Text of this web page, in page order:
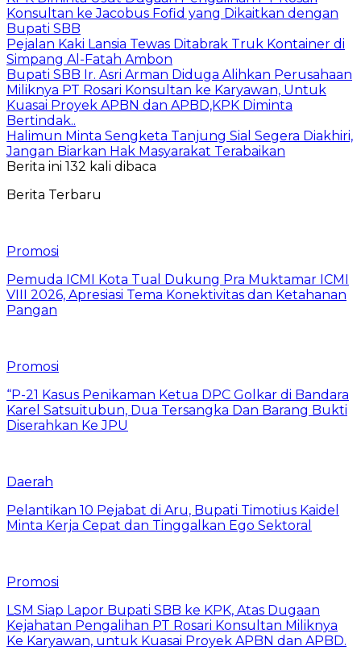
Konsultan ke Jacobus Fofid yang Dikaitkan dengan
Bupati SBB
Pejalan Kaki Lansia Tewas Ditabrak Truk Kontainer di
Simpang Al-Fatah Ambon
Bupati SBB Ir. Asri Arman Diduga Alihkan Perusahaan
Miliknya PT Rosari Konsultan ke Karyawan, Untuk
Kuasai Proyek APBN dan APBD,KPK Diminta
Bertindak..
Halimun Minta Sengketa Tanjung Sial Segera Diakhiri,
Jangan Biarkan Hak Masyarakat Terabaikan
Berita ini 132 kali dibaca
Berita Terbaru
Promosi
Pemuda ICMI Kota Tual Dukung Pra Muktamar ICMI
VIII 2026, Apresiasi Tema Konektivitas dan Ketahanan
Pangan
Promosi
“P-21 Kasus Penikaman Ketua DPC Golkar di Bandara
Karel Satsuitubun, Dua Tersangka Dan Barang Bukti
Diserahkan Ke JPU
Daerah
Pelantikan 10 Pejabat di Aru, Bupati Timotius Kaidel
Minta Kerja Cepat dan Tinggalkan Ego Sektoral
Promosi
LSM Siap Lapor Bupati SBB ke KPK, Atas Dugaan
Kejahatan Pengalihan PT Rosari Konsultan Miliknya
Ke Karyawan, untuk Kuasai Proyek APBN dan APBD.